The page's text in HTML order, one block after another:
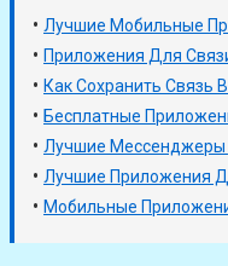
• Лучшие Мобильные
• Приложения Для
• Как Сохранить Связь
• Бесплатные
• Лучшие Мессенджеры
• Лучшие Приложения
• Мобильные